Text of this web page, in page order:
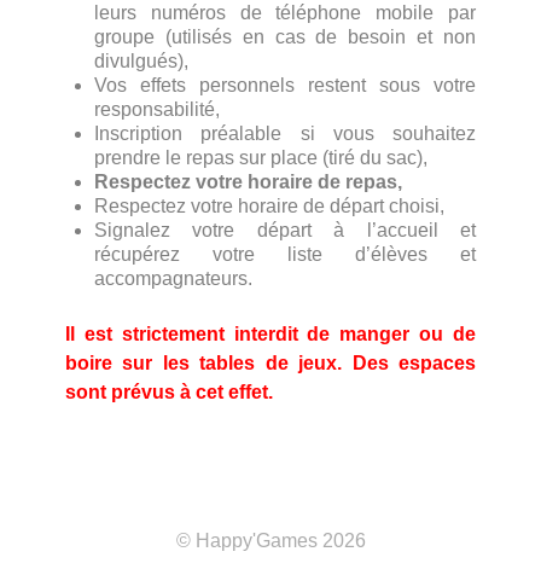
leurs numéros de téléphone mobile par
groupe (utilisés en cas de besoin et non
divulgués),
Vos effets personnels restent sous votre
responsabilité,
Inscription préalable si vous souhaitez
prendre le repas sur place (tiré du sac),
Respectez votre horaire de repas,
Respectez votre horaire de départ choisi,
Signalez votre départ à l’accueil et
récupérez votre liste d’élèves et
accompagnateurs.
Il est strictement interdit de manger ou de
boire sur les tables de jeux. Des espaces
sont prévus à cet effet.
© Happy'Games 2026